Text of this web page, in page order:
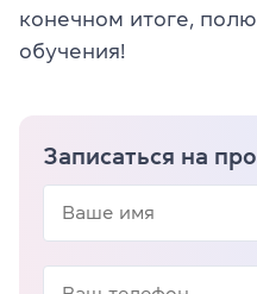
конечном итоге,
обучения!
Записаться на